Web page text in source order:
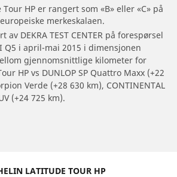
HP er rangert som «B» eller «C» på
merkeskalaen.
DEKRA TEST CENTER på forespørsel
Q5 i april-mai 2015 i dimensjonen
gjennomsnittlige kilometer for
HP vs DUNLOP SP Quattro Maxx (+22
Verde (+28 630 km), CONTINENTAL
(+24 725 km).
LATITUDE TOUR HP